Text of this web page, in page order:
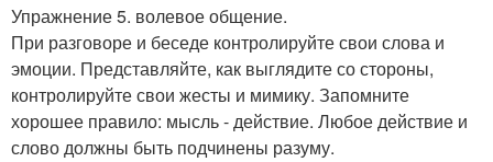
Упражнение 5. волевое общение.
При разговоре и беседе контролируйте свои слова и
эмоции. Представляйте, как выглядите со стороны,
контролируйте свои жесты и мимику. Запомните
хорошее правило: мысль - действие. Любое действие и
слово должны быть подчинены разуму.